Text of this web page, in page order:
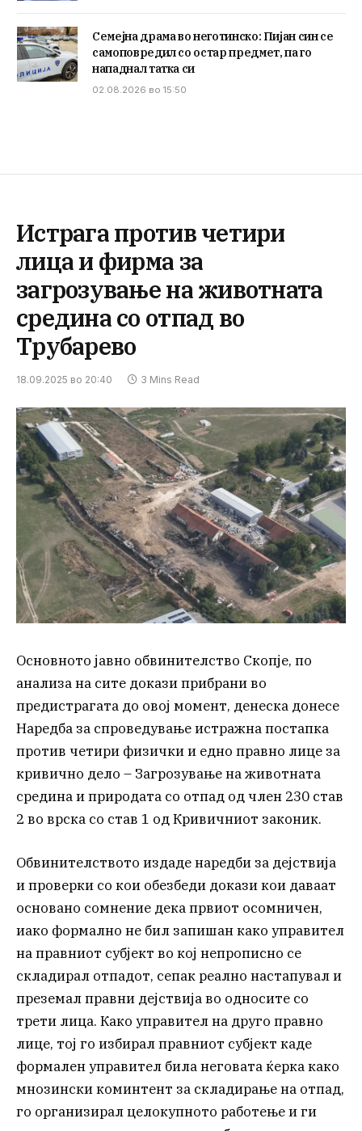
Семејна драма во неготинско: Пијан син се
самоповредил со остар предмет, па го
нападнал татка си
02.08.2026 во 15:50
Истрага против четири
лица и фирма за
загрозување на животната
средина со отпад во
Трубарево
18.09.2025 во 20:40 3 Mins Read
Основното јавно обвинителство Скопје, по
анализа на сите докази прибрани во
предистрагата до овој момент, денеска донесе
Наредба за спроведување истражна постапка
против четири физички и едно правно лице за
кривично дело – Загрозување на животната
средина и природата со отпад од член 230 став
2 во врска со став 1 од Кривичниот законик.
Обвинителството издаде наредби за дејствија
и проверки со кои обезбеди докази кои даваат
основано сомнение дека првиот осомничен,
иако формално не бил запишан како управител
на правниот субјект во кој непрописно се
складирал отпадот, сепак реално настапувал и
преземал правни дејствија во односите со
трети лица. Како управител на друго правно
лице, тој го избирал правниот субјект каде
формален управител била неговата ќерка како
мнозински коминтент за складирање на отпад,
го организирал целокупното работење и ги